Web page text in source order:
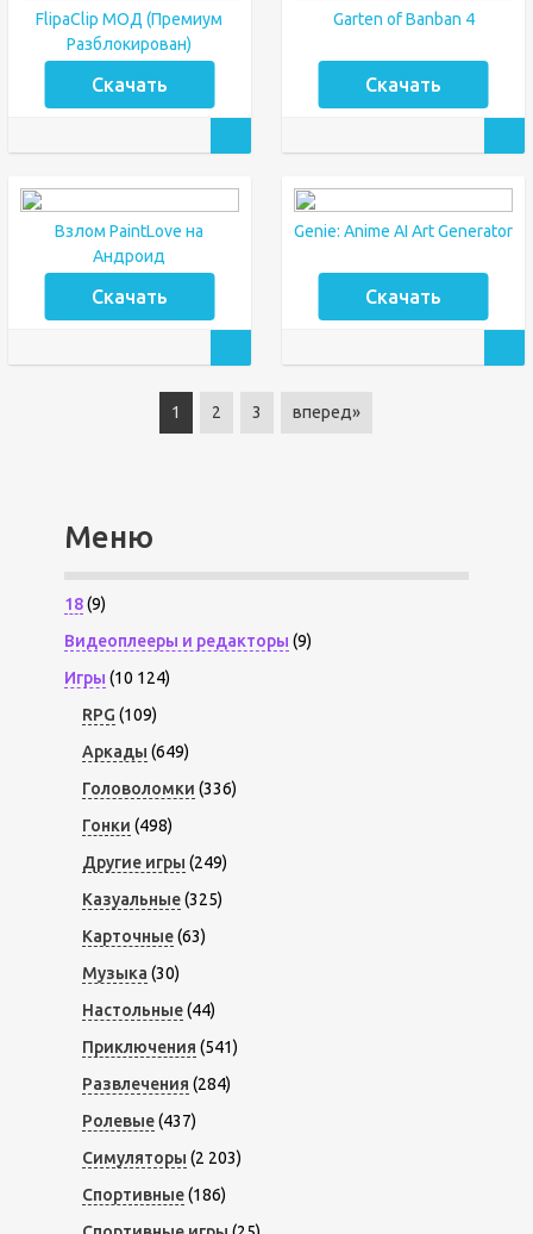
FlipaClip МОД (Премиум
Разблокирован)
Скачать
Garten of Banban 4
Скачать
Взлом PaintLove на
Андроид
Скачать
Genie: Anime AI Art Generator
Скачать
1 2 3 вперед»
Меню
18(9)
Видеоплееры и редакторы (9)
Игры (10 124)
RPG (109)
Аркады (649)
Головоломки (336)
Гонки (498)
Другие игры (249)
Казуальные(325)
Карточные(63)
Музыка (30)
Настольные(44)
Приключения (541)
Развлечения (284)
Ролевые(437)
Симуляторы (2 203)
Спортивные(186)